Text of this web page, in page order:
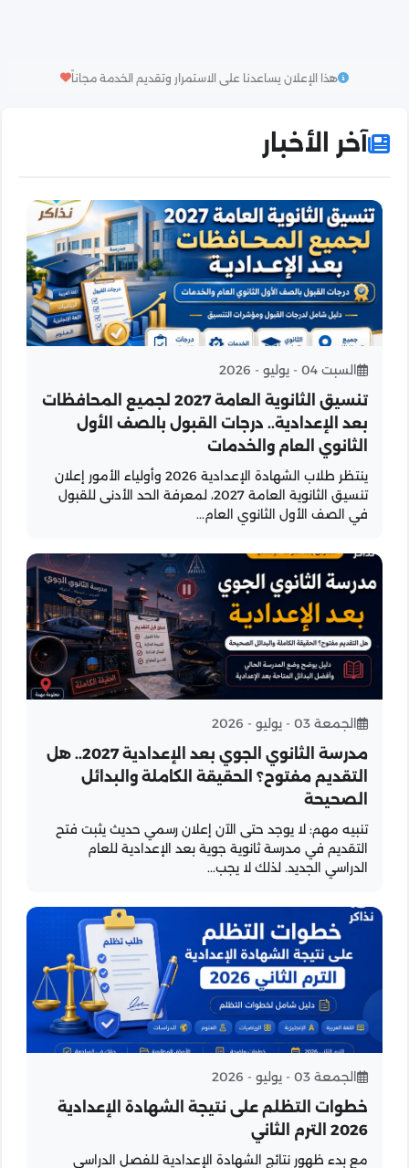
هذا الإعلان يساعدنا على الاستمرار وتقديم الخدمة مجاناً
آخر الأخبار
السبت 04 - يوليو - 2026
تنسيق الثانوية العامة 2027 لجميع المحافظات
بعد الإعدادية.. درجات القبول بالصف الأول
الثانوي العام والخدمات
ينتظر طلاب الشهادة الإعدادية 2026 وأولياء الأمور إعلان
تنسيق الثانوية العامة 2027، لمعرفة الحد الأدنى للقبول
في الصف الأول الثانوي العام...
الجمعة 03 - يوليو - 2026
مدرسة الثانوي الجوي بعد الإعدادية 2027.. هل
التقديم مفتوح؟ الحقيقة الكاملة والبدائل
الصحيحة
تنبيه مهم: لا يوجد حتى الآن إعلان رسمي حديث يثبت فتح
التقديم في مدرسة ثانوية جوية بعد الإعدادية للعام
الدراسي الجديد. لذلك لا يجب...
الجمعة 03 - يوليو - 2026
خطوات التظلم على نتيجة الشهادة الإعدادية
2026 الترم الثاني
مع بدء ظهور نتائج الشهادة الإعدادية للفصل الدراسي